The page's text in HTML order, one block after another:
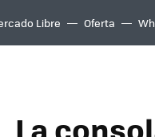
Libre Oferta